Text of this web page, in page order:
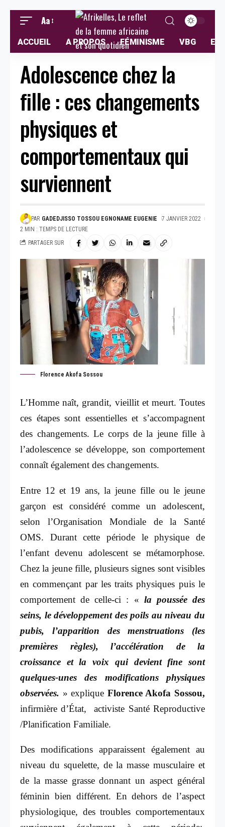
Aa
ACCUEIL A PROPOS FÉMINISME VBG
Adolescence chez la
fille : ces changements
physiques et
comportementaux qui
surviennent
PAR GADEDJISSO TOSSOU EGNONAME EUGENIE
7 JANVIER 2022
2 MIN : TEMPS DE LECTURE
PARTAGER SUR
Florence Akofa Sossou
L’Homme naît, grandit, vieillit et meurt. Toutes
ces étapes sont essentielles et s’accompagnent
des changements. Le corps de la jeune fille à
l’adolescence se développe, son comportement
connaît également des changements.
Entre 12 et 19 ans, la jeune fille ou le jeune
garçon est considéré comme un adolescent,
selon l’Organisation Mondiale de la Santé
OMS. Durant cette période le physique de
l’enfant devenu adolescent se métamorphose.
Chez la jeune fille, plusieurs signes sont visibles
en commençant par les traits physiques puis le
comportement de celle-ci : « la poussée des
seins, le développement des poils au niveau du
pubis, l’apparition des menstruations (les
premières règles), l’accélération de la
croissance et la voix qui devient fine sont
quelques-unes des modifications physiques
observées. » explique Florence Akofa Sossou,
infirmière d’État, activiste Santé Reproductive
/Planification Familiale.
Des modifications apparaissent également au
niveau du squelette, de la masse musculaire et
de la masse grasse donnant un aspect général
féminin bien différent. En dehors de l’aspect
physiologique, des troubles comportementaux